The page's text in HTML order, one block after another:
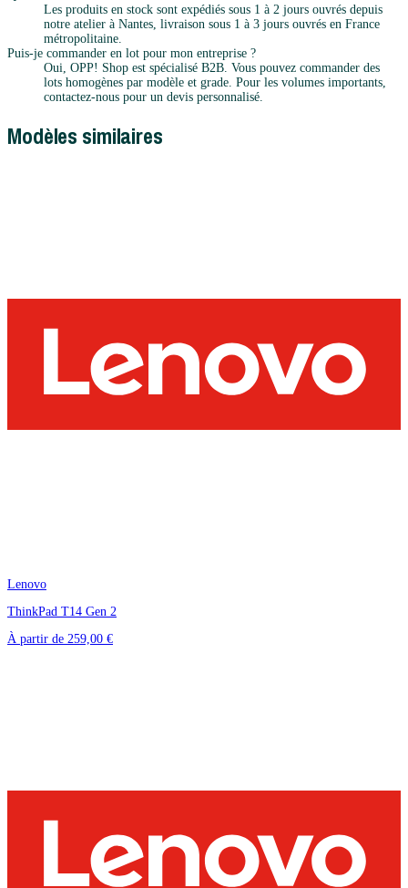
Les produits en stock sont expédiés sous 1 à 2 jours ouvrés depuis
notre atelier à Nantes, livraison sous 1 à 3 jours ouvrés en France
métropolitaine.
Puis-je commander en lot pour mon entreprise ?
Oui, OPP! Shop est spécialisé B2B. Vous pouvez commander des
lots homogènes par modèle et grade. Pour les volumes importants,
contactez-nous pour un devis personnalisé.
Modèles similaires
Lenovo
ThinkPad T14 Gen 2
À partir de 259,00 €